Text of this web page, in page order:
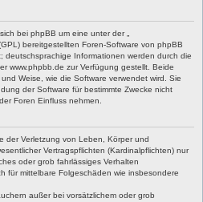
bei phpBB um eine unter der „
bereitgestellten Foren-Software von phpBB
deutschsprachige Informationen werden durch die
www.phpbb.de zur Verfügung gestellt. Beide
Weise, wie die Software verwendet wird. Sie
der Software für bestimmte Zwecke nicht
Foren Einfluss nehmen.
der Verletzung von Leben, Körper und
Vertragspflichten (Kardinalpflichten) nur
oder grob fahrlässiges Verhalten
für mittelbare Folgeschäden wie insbesondere
außer bei vorsätzlichem oder grob